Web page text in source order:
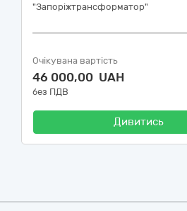
"Запоріжтрансформатор"
Очікувана вартість
46 000,00 UAH
без ПДВ
Дивитись